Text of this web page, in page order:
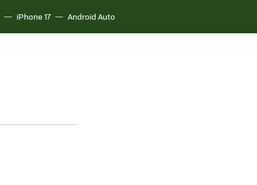
iPhone 17 Android Auto